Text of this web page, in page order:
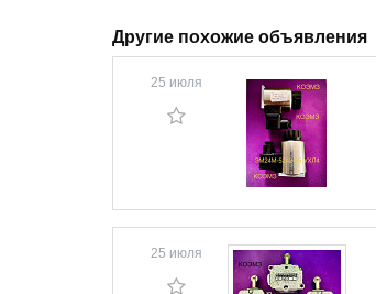
Другие похожие объявления
25 июля
25 июля